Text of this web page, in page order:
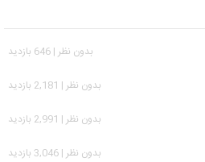
بدون نظر | 646 بازدید
بدون نظر | 2,181 بازدید
بدون نظر | 2,991 بازدید
بدون نظر | 3,046 بازدید